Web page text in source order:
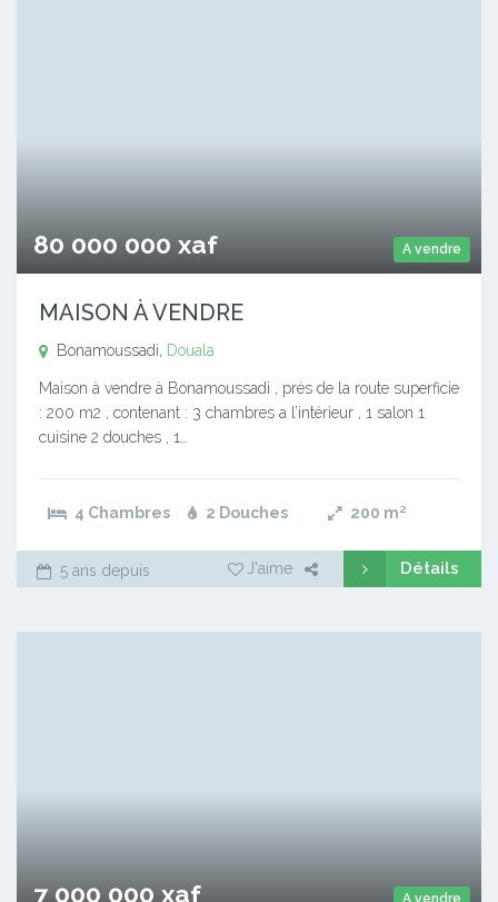
A vendre
80 000 000 xaf
MAISON À VENDRE
Bonamoussadi, Douala
Maison à vendre à Bonamoussadi , prés de la route superficie
: 200 m2 , contenant : 3 chambres a l’intérieur , 1 salon 1
cuisine 2 douches , 1…
4 Chambres 2 Douches 200 m²
5 ans depuis J'aime Détails
A vendre
7 000 000 xaf